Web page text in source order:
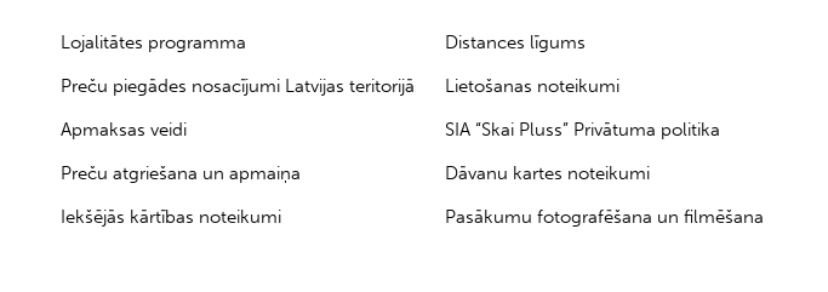
Lojalitātes programma
Preču piegādes nosacījumi Latvijas teritorijā
Apmaksas veidi
Preču atgriešana un apmaiņa
Iekšējās kārtības noteikumi
Distances līgums
Lietošanas noteikumi
SIA “Skai Pluss” Privātuma politika
Dāvanu kartes noteikumi
Pasākumu fotografēšana un filmēšana